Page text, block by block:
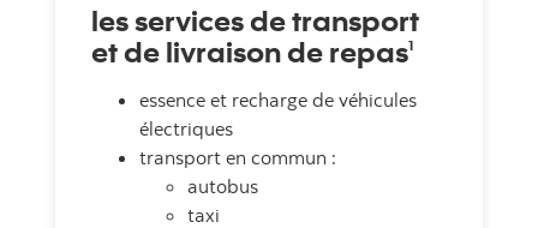
les services de transport
et de livraison de repas1
essence et recharge de véhicules
électriques
transport en commun :
autobus
taxi